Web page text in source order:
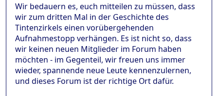
Wir bedauern es, euch mitteilen zu müssen, dass
wir zum dritten Mal in der Geschichte des
Tintenzirkels einen vorübergehenden
Aufnahmestopp verhängen. Es ist nicht so, dass
wir keinen neuen Mitglieder im Forum haben
möchten - im Gegenteil, wir freuen uns immer
wieder, spannende neue Leute kennenzulernen,
und dieses Forum ist der richtige Ort dafür.